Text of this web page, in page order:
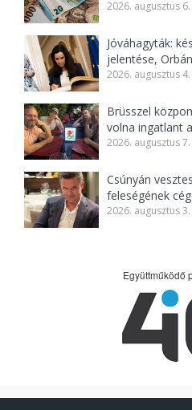
2026. augusztus
Jóváhagyták:
jelentése,
2026. augusztus
Brüsszel
volna ingatlant
2026. augusztus
Csúnyán
feleségének
2026. augusztus
Együttműködő